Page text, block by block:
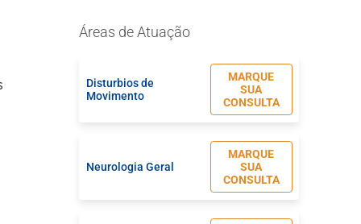
Áreas de Atuação
Disturbios de
Movimento
MARQUE
SUA
CONSULTA
Neurologia Geral
MARQUE
SUA
CONSULTA